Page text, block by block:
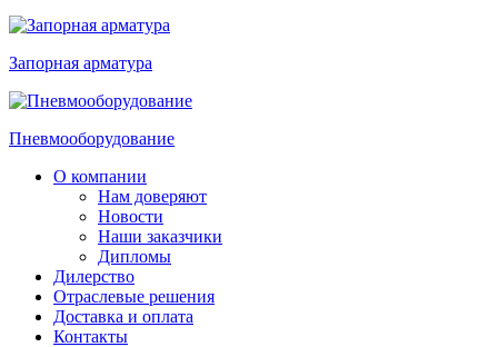
Запорная арматура
Пневмооборудование
О компании
Нам доверяют
Новости
Наши заказчики
Дипломы
Дилерство
Отраслевые решения
Доставка и оплата
Контакты